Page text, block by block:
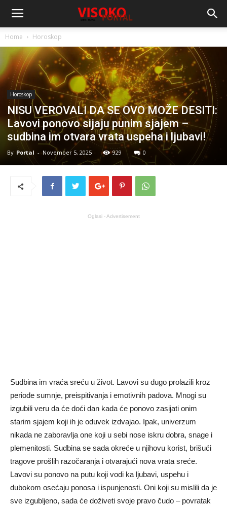
Home Horoskop
Horoskop
NISU VEROVALI DA SE OVO MOŽE DESITI:
Lavovi ponovo sijaju punim sjajem –
sudbina im otvara vrata uspeha i ljubavi!
By Portal - November 5, 2025 929 0
Oglasi - Advertisement
Sudbina im vraća sreću u život. Lavovi su dugo prolazili kroz
periode sumnje, preispitivanja i emotivnih padova. Mnogi su
izgubili veru da će doći dan kada će ponovo zasijati onim
starim sjajem koji ih je oduvek izdvajao. Ipak, univerzum
nikada ne zaboravlja one koji u sebi nose iskru dobra, snage i
plemenitosti. Sudbina se sada okreće u njihovu korist, brišući
tragove prošlih razočaranja i otvarajući nova vrata sreće.
Lavovi su ponovo na putu koji vodi ka ljubavi, uspehu i
dubokom osećaju ponosa i ispunjenosti. Oni koji su mislili da je
sve izgubljeno, sada će doživeti svoje pravo čudo – povratak